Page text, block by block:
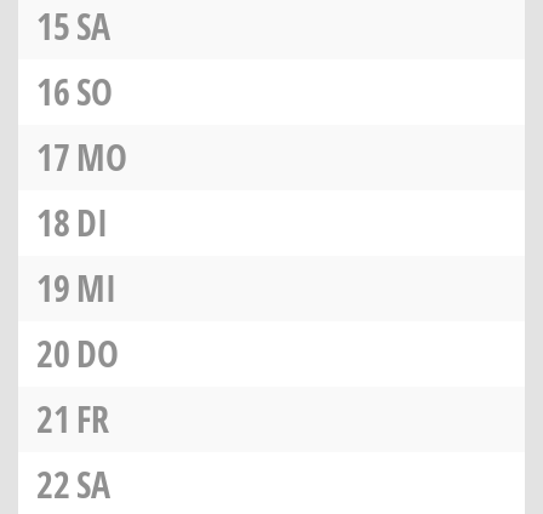
15SA
16SO
17MO
18DI
19MI
20DO
21 FR
22SA